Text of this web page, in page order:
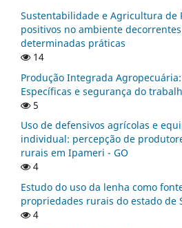
Sustentabilidade e Agricultura de
positivos no ambiente
determinadas práticas
14
Produção Integrada
Específicas e segurança do
5
Uso de defensivos agrícolas e
individual: percepção de
rurais em Ipameri - GO
4
Estudo do uso da lenha como
propriedades rurais do estado de
4